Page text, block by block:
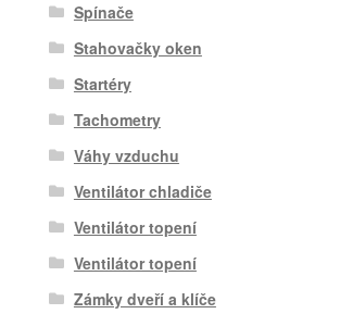
Spínače
Stahovačky oken
Startéry
Tachometry
Váhy vzduchu
Ventilátor chladiče
Ventilátor topení
Ventilátor topení
Zámky dveří a klíče